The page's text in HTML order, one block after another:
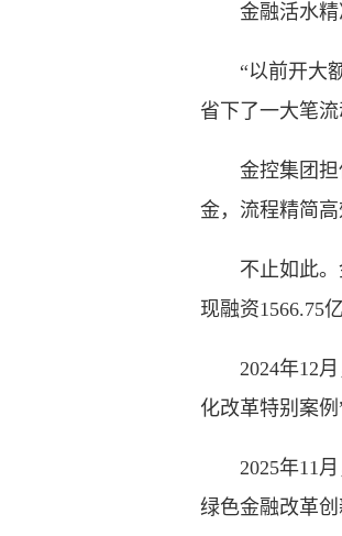
金融活水精
“以前开大额
省下了一大笔
金控集团担保
金，流程精简
不止如此。金
现融资1566.75
2024年12月
化改革特别案例”
2025年11月
绿色金融改革